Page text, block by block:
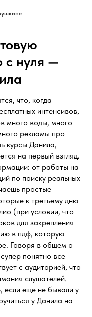
с нуля —
что, когда
интенсивов,
много воды, много
рекламы про
курсы Данила,
на первый взгляд.
от работы на
по поиску реальных
простые
к третьему дню
(при условии, что
для закрепления
в пдф, которую
Говоря в общем о
понятно все
с аудиторией, что
слушателей.
если еще не бывали у
у Данила на